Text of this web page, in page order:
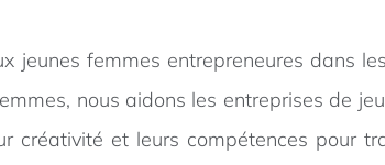
jeunes femmes entrepreneures dans
nous aidons les entreprises de
créativité et leurs compétences pour